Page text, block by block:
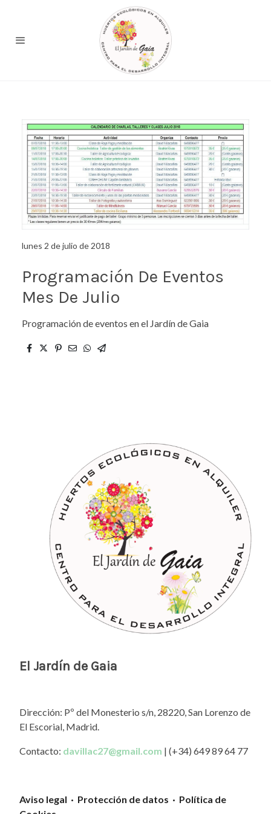
lunes 2 de julio de 2018
Programación De Eventos
Mes De Julio
Programación de eventos en el Jardín de Gaia
El Jardín de Gaia
Dirección: Pº del Monesterio s/n, 28220, San Lorenzo de
El Escorial, Madrid.
Contacto: davillac27@gmail.com | (+34) 649 89 64 77
Aviso legal · Protección de datos · Política de